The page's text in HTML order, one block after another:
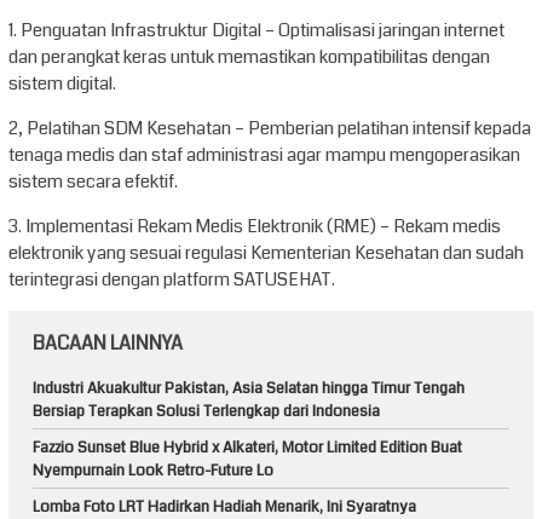
1. Penguatan Infrastruktur Digital – Optimalisasi jaringan internet
dan perangkat keras untuk memastikan kompatibilitas dengan
sistem digital.
2, Pelatihan SDM Kesehatan – Pemberian pelatihan intensif kepada
tenaga medis dan staf administrasi agar mampu mengoperasikan
sistem secara efektif.
3. Implementasi Rekam Medis Elektronik (RME) – Rekam medis
elektronik yang sesuai regulasi Kementerian Kesehatan dan sudah
terintegrasi dengan platform SATUSEHAT.
BACAAN LAINNYA
Industri Akuakultur Pakistan, Asia Selatan hingga Timur Tengah
Bersiap Terapkan Solusi Terlengkap dari Indonesia
Fazzio Sunset Blue Hybrid x Alkateri, Motor Limited Edition Buat
Nyempurnain Look Retro-Future Lo
Lomba Foto LRT Hadirkan Hadiah Menarik, Ini Syaratnya